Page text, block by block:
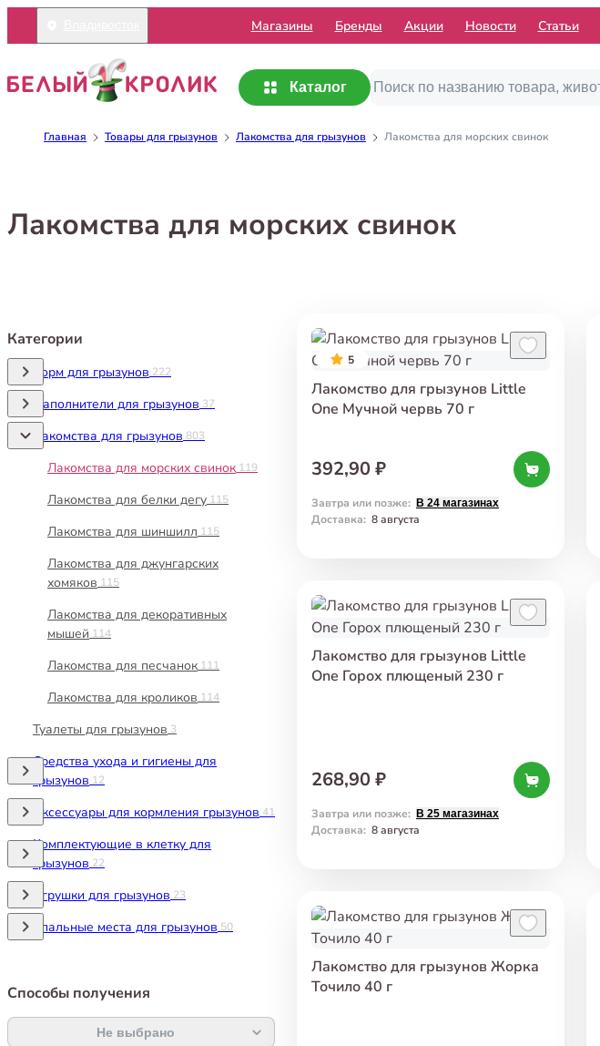
Mагазины Бренды Акции Новости Статьи
Каталог
Главная Товары для грызунов Лакомства для грызунов Лакомства для морских свинок
Лакомства для морских свинок
Категории
Корм для грызунов 222
Наполнители для грызунов 37
Лакомства для грызунов 803
Лакомства для морских свинок 119
Лакомства для белки дегу 115
Лакомства для шиншилл 115
Лакомства для джунгарских
хомяков 115
Лакомства для декоративных
мышей 114
Лакомства для песчанок 111
Лакомства для кроликов 114
Туалеты для грызунов 3
Средства ухода и гигиены для
грызунов 12
Аксессуары для кормления грызунов 41
Комплектующие в клетку для
грызунов 22
Игрушки для грызунов 23
Спальные места для грызунов 50
Способы получения
Не выбрано
5
Лакомство для грызунов Little
One Мучной червь 70 г
392,90 ₽
Завтра или позже: В 24 магазинах
Доставка: 8 августа
Лакомство для грызунов Little
One Горох плющеный 230 г
268,90 ₽
Завтра или позже: В 25 магазинах
Доставка: 8 августа
Лакомство для грызунов Жорка
Точило 40 г